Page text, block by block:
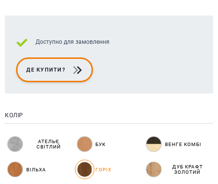
Доступно для замовлення
ДЕ КУПИТИ?
КОЛІР
АТЕЛЬЄ
СВІТЛИЙ
БУК ВЕНГЕ КОМБІ
ВІЛЬХА ГОРІХ
ДУБ КРАФТ
ЗОЛОТИЙ